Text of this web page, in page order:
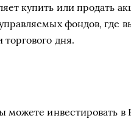
купить или продать
фондов, где
дня.
можете инвестировать в